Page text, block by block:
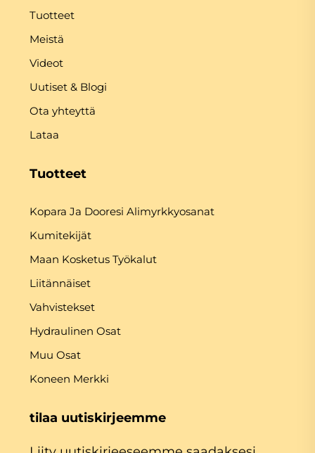
Tuotteet
Meistä
Videot
Uutiset & Blogi
Ota yhteyttä
Lataa
Tuotteet
Kopara Ja Dooresi Alimyrkkyosanat
Kumitekijät
Maan Kosketus Työkalut
Liitännäiset
Vahvistekset
Hydraulinen Osat
Muu Osat
Koneen Merkki
tilaa uutiskirjeemme